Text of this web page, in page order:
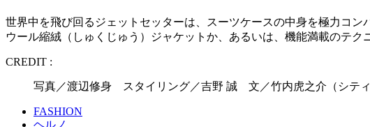
世界中を飛び回るジェットセッターは、スーツケースの中身を極力コ
ウール縮絨（しゅくじゅう）ジャケットか、あるいは、機能満載のテ
CREDIT :
写真／渡辺修身 スタイリング／吉野 誠 文／竹内虎之介（シテ
FASHION
ヘルノ